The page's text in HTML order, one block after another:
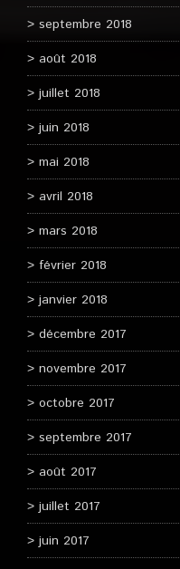
septembre 2018
août 2018
juillet 2018
juin 2018
mai 2018
avril 2018
mars 2018
février 2018
janvier 2018
décembre 2017
novembre 2017
octobre 2017
septembre 2017
août 2017
juillet 2017
juin 2017